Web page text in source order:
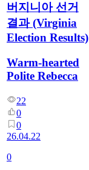
버지니아 선거
결과 (Virginia
Election Results)
Warm-hearted
Polite Rebecca
22
0
0
26.04.22
0